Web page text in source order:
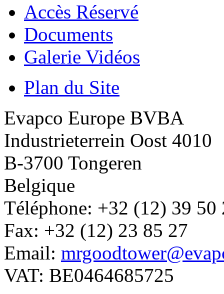
Accès Réservé
Documents
Galerie Vidéos
Plan du Site
Evapco Europe BVBA
Industrieterrein Oost 4010
B-3700 Tongeren
Belgique
Téléphone: +32 (12) 39 50
Fax: +32 (12) 23 85 27
Email:
VAT: BE0464685725